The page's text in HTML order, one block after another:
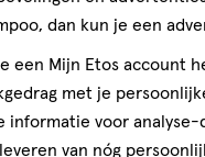
dan kun je een
een Mijn Etos account
met je
informatie voor
van nóg